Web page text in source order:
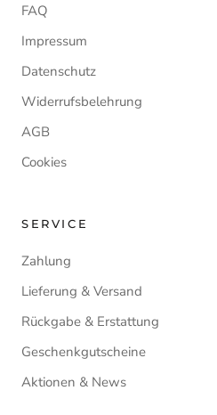
FAQ
Impressum
Datenschutz
Widerrufsbelehrung
AGB
Cookies
SERVICE
Zahlung
Lieferung & Versand
Rückgabe & Erstattung
Geschenkgutscheine
Aktionen & News